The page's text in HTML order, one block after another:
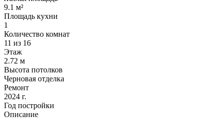
9.1 м²
Площадь кухни
1
Количество комнат
11 из 16
Этаж
2.72 м
Высота потолков
Черновая отделка
Ремонт
2024 г.
Год постройки
Описание